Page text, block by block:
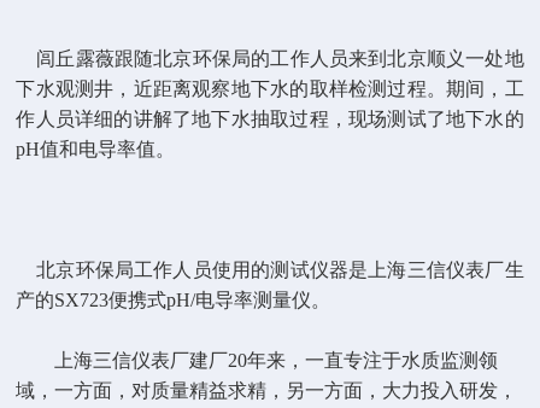
闾丘露薇跟随北京环保局的工作人员来到北京顺义一处地
下水观测井，近距离观察地下水的取样检测过程。期间，工
作人员详细的讲解了地下水抽取过程，现场测试了地下水的
pH值和电导率值。
北京环保局工作人员使用的测试仪器是上海三信仪表厂生
产的SX723便携式pH/电导率测量仪。
上海三信仪表厂建厂20年来，一直专注于水质监测领
域，一方面，对质量精益求精，另一方面，大力投入研发，